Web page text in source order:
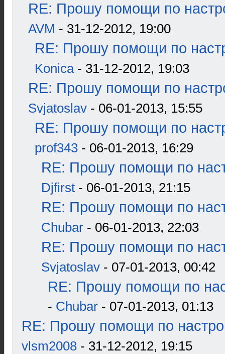
RE: Прошу помощи по
AVM - 31-12-2012, 19:00
RE: Прошу помощи по
Konica- 31-12-2012, 19:03
RE: Прошу помощи по
Svjatoslav - 06-01-2013, 15:55
RE: Прошу помощи по
prof343 - 06-01-2013, 16:29
RE: Прошу помощи по
Djfirst - 06-01-2013, 21:15
RE: Прошу помощи по
Chubar - 06-01-2013, 22:03
RE: Прошу помощи по
Svjatoslav - 07-01-2013, 00:42
RE: Прошу помощи по
- Chubar - 07-01-2013, 01:13
RE: Прошу помощи по
vlsm2008 - 31-12-2012, 19:15